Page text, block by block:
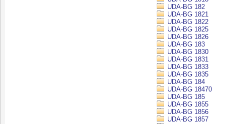
UDA-BG 182
UDA-BG 1821
UDA-BG 1822
UDA-BG 1825
UDA-BG 1826
UDA-BG 183
UDA-BG 1830
UDA-BG 1831
UDA-BG 1833
UDA-BG 1835
UDA-BG 184
UDA-BG 18470
UDA-BG 185
UDA-BG 1855
UDA-BG 1856
UDA-BG 1857